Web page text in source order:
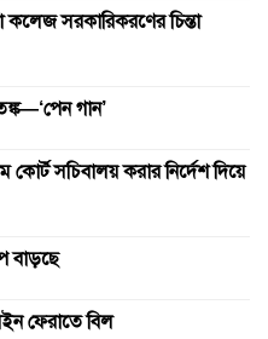
সরকারিকরণের চিন্তা
গান’
কোর্ট সচিবালয় করার নির্দেশ দিয়ে
বাড়ছে
ফেরাতে বিল